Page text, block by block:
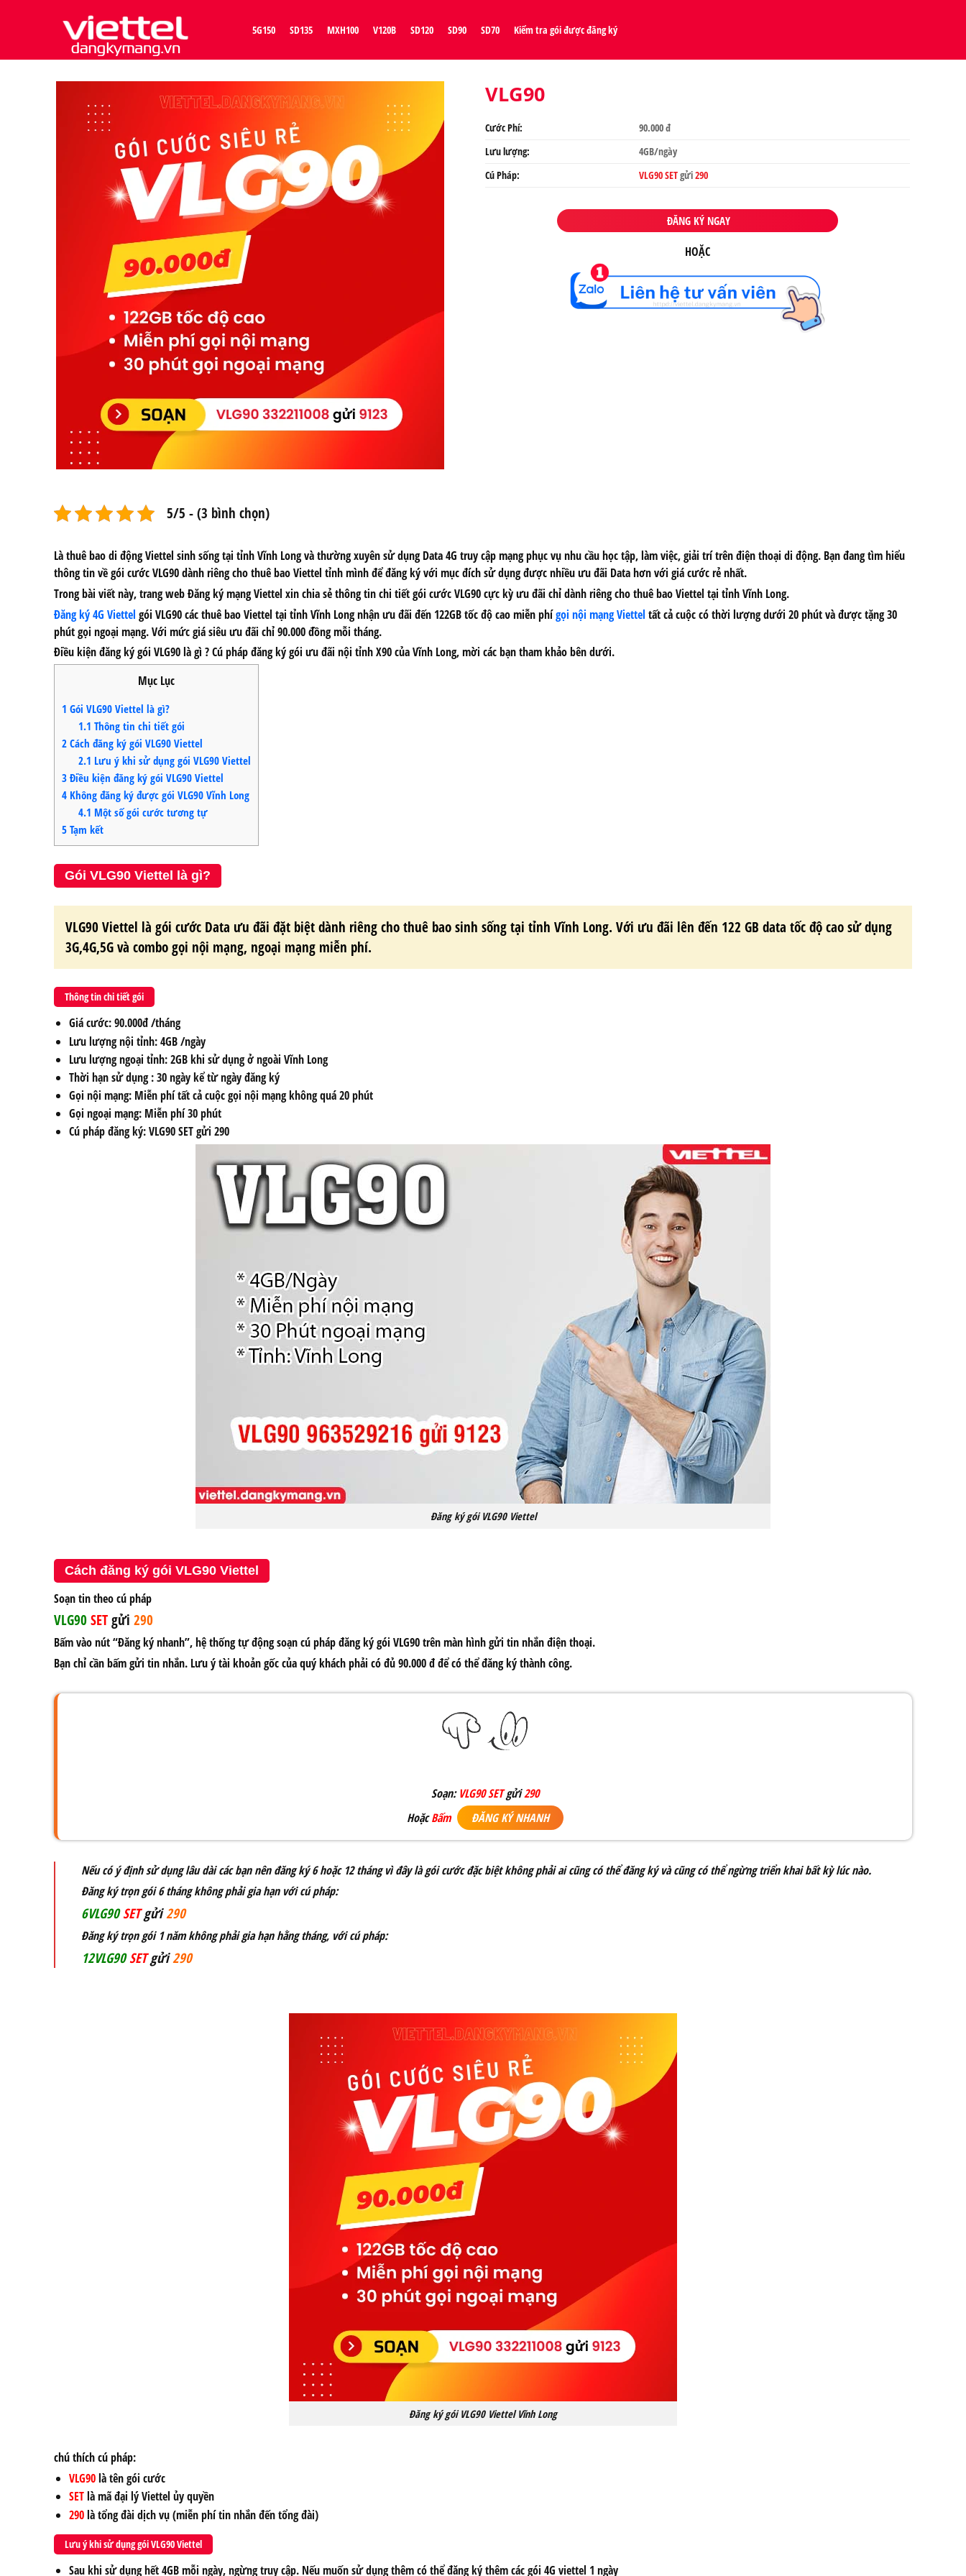
5G150 SD135 MXH100 V120B SD120 SD90 SD70 Kiểm tra gói được đăng ký
VLG90
Cước Phí:
90.000 đ
Lưu lượng:
4GB/ngày
Cú Pháp:
VLG90 SETgửi290
ĐĂNG KÝ NGAY
HOẶC
5/5 - (3 bình chọn)
Là thuê bao di động Viettel sinh sống tại tỉnh Vĩnh Long và thường xuyên sử dụng Data 4G truy cập mạng phục vụ nhu cầu học tập, làm việc, giải trí trên điện thoại di động. Bạn đang tìm hiểu
thông tin vềgói cước VLG90dành riêng cho thuê bao Viettel tỉnh mình để đăng ký với mục đích sử dụng được nhiều ưu đãi Data hơn với giá cước rẻ nhất.
Trong bài viết này, trang web Đăng ký mạng Viettel xin chia sẻ thông tin chi tiết gói cước VLG90 cực kỳ ưu đãi chỉ dành riêng cho thuê bao Viettel tại tỉnh Vĩnh Long.
Đăng ký 4G Viettel gói VLG90các thuê bao Viettel tại tỉnhVĩnh Longnhận ưu đãi đến 122GBtốc độ caomiễn phígọi nội mạng Viettel tất cả cuộc có thời lượng dưới 20 phút và được tặng 30
phút gọi ngoại mạng. Với mức giá siêu ưu đãi chỉ 90.000 đồng mỗi tháng.
Điều kiệnđăng ký gói VLG90là gì ? Cú pháp đăng ký gói ưu đãi nội tỉnh X90 của Vĩnh Long, mời các bạn tham khảo bên dưới.
Mục Lục
1 Gói VLG90 Viettel là gì?
1.1 Thông tin chi tiết gói
2 Cách đăng ký gói VLG90 Viettel
2.1 Lưu ý khi sử dụng gói VLG90 Viettel
3 Điều kiện đăng ký gói VLG90 Viettel
4 Không đăng ký được gói VLG90 Vĩnh Long
4.1 Một số gói cước tương tự
5 Tạm kết
Gói VLG90 Viettel là gì?
VLG90 Viettel là gói cước Data ưu đãi đặt biệt dành riêng cho thuê bao sinh sống tại tỉnh Vĩnh Long. Với ưu đãi lên đến 122 GB data tốc độ cao sử dụng
3G,4G,5G và combo gọi nội mạng, ngoại mạng miễn phí.
Thông tin chi tiết gói
Giá cước: 90.000đ /tháng
Lưu lượng nội tỉnh: 4GB /ngày
Lưu lượng ngoại tỉnh:2GB khi sử dụng ở ngoài Vĩnh Long
Thời hạn sử dụng: 30 ngày kể từ ngày đăng ký
Gọi nội mạng:Miễn phí tất cả cuộc gọi nội mạng không quá 20 phút
Gọi ngoại mạng:Miễn phí 30 phút
Cú pháp đăng ký: VLG90 SET gửi 290
Đăng ký gói VLG90 Viettel
Cách đăng ký gói VLG90 Viettel
Soạn tin theo cú pháp
VLG90 SET gửi 290
Bấm vào nút “Đăng ký nhanh”, hệ thống tự động soạncú pháp đăng ký gói VLG90trên màn hình gửi tin nhắn điện thoại.
Bạn chỉ cần bấm gửi tin nhắn. Lưu ý tài khoản gốc của quý khách phải có đủ 90.000 đ để có thể đăng ký thành công.
Soạn:VLG90 SET gửi 290
Hoặc Bấm ĐĂNG KÝ NHANH
Nếu có ý định sử dụng lâu dài các bạn nên đăng ký6 hoặc 12tháng vì đây là gói cước đặc biệt không phải ai cũng có thể đăng ký và cũngcó thể ngừng triển khaibất kỳ lúc nào.
Đăng ký trọn gói 6 tháng không phải gia hạn với cú pháp:
6VLG90SET gửi290
Đăng ký trọn gói 1 năm không phải gia hạn hằng tháng, với cú pháp:
12VLG90SET gửi290
Đăng ký gói VLG90 Viettel Vĩnh Long
chú thích cú pháp:
VLG90là tên gói cước
SETlà mã đại lý Viettel ủy quyền
290là tổng đài dịch vụ (miễn phí tin nhắn đến tổng đài)
Lưu ý khi sử dụng gói VLG90 Viettel
Sau khi sử dụng hết 4GB mỗi ngày, ngừng truy cập. Nếu muốn sử dụng thêm có thể đăng ký thêm các gói 4G viettel 1 ngày